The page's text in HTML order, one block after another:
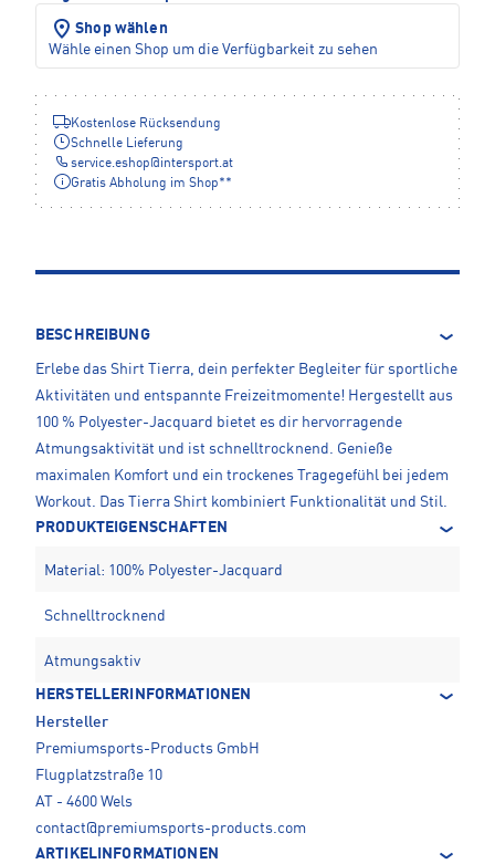
Shop wählen
Wähle einen Shop um die Verfügbarkeit zu sehen
Kostenlose Rücksendung
Schnelle Lieferung
service.eshop@ intersport.at
Gratis Abholung im Shop**
BESCHREIBUNG
Erlebe das Shirt Tierra, dein perfekter Begleiter für sportliche
Aktivitäten und entspannte Freizeitmomente! Hergestellt aus
100 % Polyester-Jacquard bietet es dir hervorragende
Atmungsaktivität und ist schnelltrocknend. Genieße
maximalen Komfort und ein trockenes Tragegefühl bei jedem
Workout. Das Tierra Shirt kombiniert Funktionalität und Stil.
PRODUKTEIGENSCHAFTEN
Material: 100% Polyester-Jacquard
Schnelltrocknend
Atmungsaktiv
HERSTELLERINFORMATIONEN
Hersteller
Premiumsports-Products GmbH
Flugplatzstraße 10
AT - 4600 Wels
contact@premiumsports-products.com
ARTIKELINFORMATIONEN